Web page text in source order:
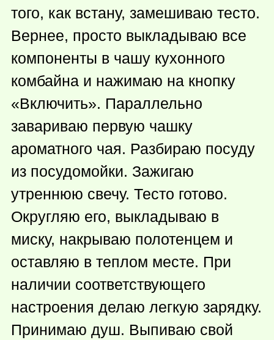
того, как встану, замешиваю тесто.
Вернее, просто выкладываю все
компоненты в чашу кухонного
комбайна и нажимаю на кнопку
«Включить». Параллельно
завариваю первую чашку
ароматного чая. Разбираю посуду
из посудомойки. Зажигаю
утреннюю свечу. Тесто готово.
Округляю его, выкладываю в
миску, накрываю полотенцем и
оставляю в теплом месте. При
наличии соответствующего
настроения делаю легкую зарядку.
Принимаю душ. Выпиваю свой